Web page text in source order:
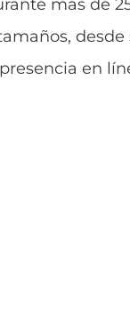
mas de
en